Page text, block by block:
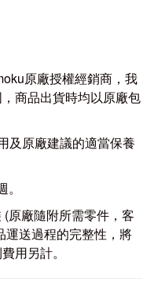
原廠授權經銷商，我
商品出貨時均以原廠包
及原廠建議的適當保養
原廠隨附所需零件，客
運送過程的完整性，將
用另計。